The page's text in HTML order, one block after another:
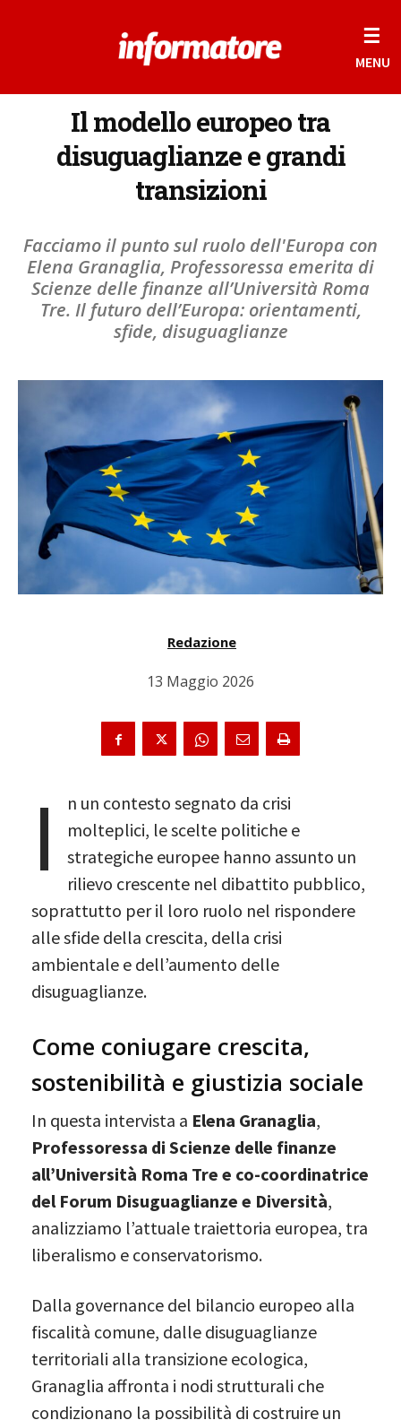
☰
MENU
Il modello europeo tra
disuguaglianze e grandi
transizioni
Facciamo il punto sul ruolo dell'Europa con
Elena Granaglia, Professoressa emerita di
Scienze delle finanze all’Università Roma
Tre. Il futuro dell’Europa: orientamenti,
sfide, disuguaglianze
Redazione
13 Maggio 2026
I
n un contesto segnato da crisi
molteplici, le scelte politiche e
strategiche europee hanno assunto un
rilievo crescente nel dibattito pubblico,
soprattutto per il loro ruolo nel rispondere
alle sfide della crescita, della crisi
ambientale e dell’aumento delle
disuguaglianze.
Come coniugare crescita,
sostenibilità e giustizia sociale
In questa intervista a Elena Granaglia,
Professoressa di Scienze delle finanze
all’Università Roma Tre e co-coordinatrice
del Forum Disuguaglianze e Diversità,
analizziamo l’attuale traiettoria europea, tra
liberalismo e conservatorismo.
Dalla governance del bilancio europeo alla
fiscalità comune, dalle disuguaglianze
territoriali alla transizione ecologica,
Granaglia affronta i nodi strutturali che
condizionano la possibilità di costruire un